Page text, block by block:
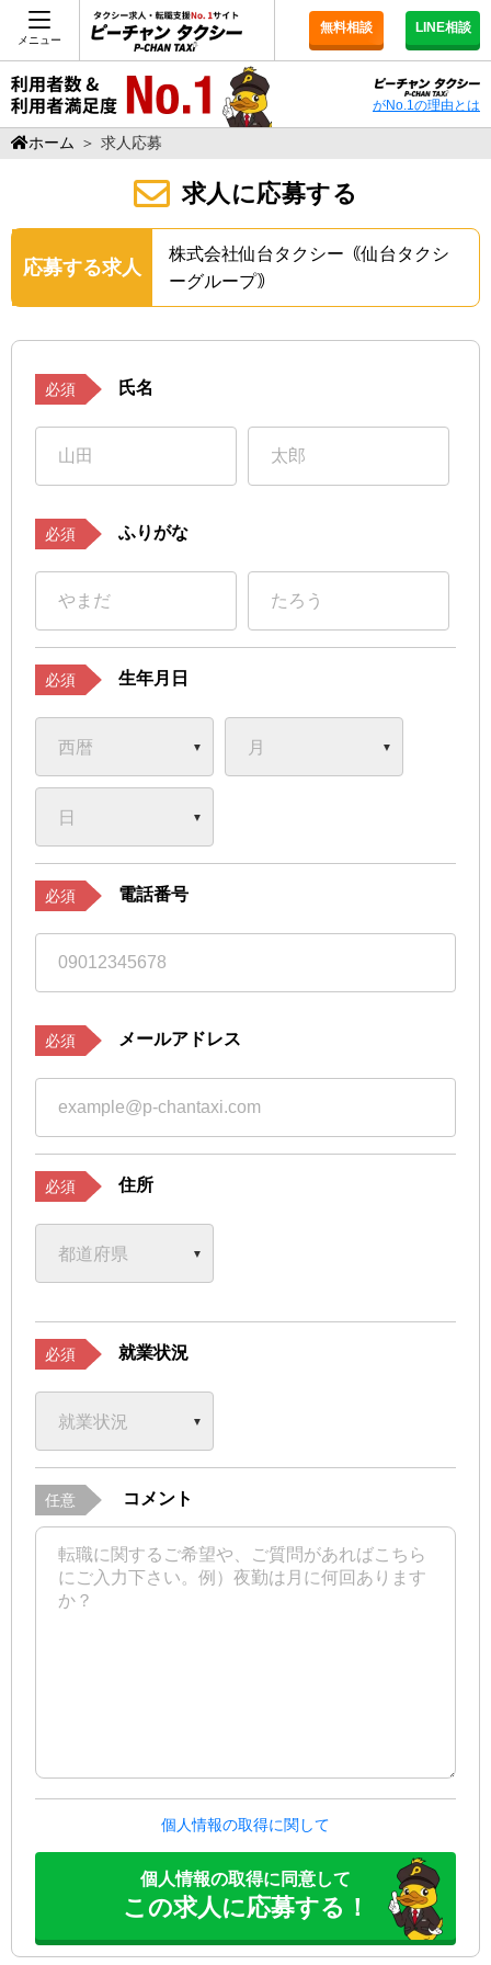
メニュー
無料相談 LINE相談
がNo.1の理由とは
ホーム ＞ 求人応募
求人に応募する
応募する求人
株式会社仙台タクシー｟仙台タクシ
ーグループ｠
必須 氏名
必須 ふりがな
必須 生年月日
必須 電話番号
必須 メールアドレス
必須 住所
必須 就業状況
任意 コメント
個人情報の取得に関して
個人情報の取得に同意して
この求人に応募する！